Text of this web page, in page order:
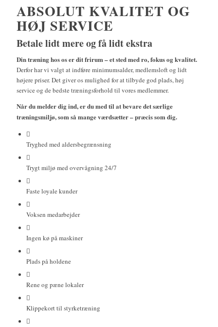
ABSOLUT KVALITET OG
HØJ SERVICE
Betale lidt mere og få lidt ekstra
Din træning hos os er dit frirum – et sted med ro, fokus og kvalitet.
Derfor har vi valgt at indføre minimumsalder, medlemsloft og lidt
højere priser. Det giver os mulighed for at tilbyde god plads, høj
service og de bedste træningsforhold til vores medlemmer.
Når du melder dig ind, er du med til at bevare det særlige
træningsmiljø, som så mange værdsætter – præcis som dig.
Tryghed med aldersbegrænsning
Trygt miljø med overvågning 24/7
Faste loyale kunder
Voksen medarbejder
Ingen kø på maskiner
Plads på holdene
Rene og pæne lokaler
Klippekort til styrketræning